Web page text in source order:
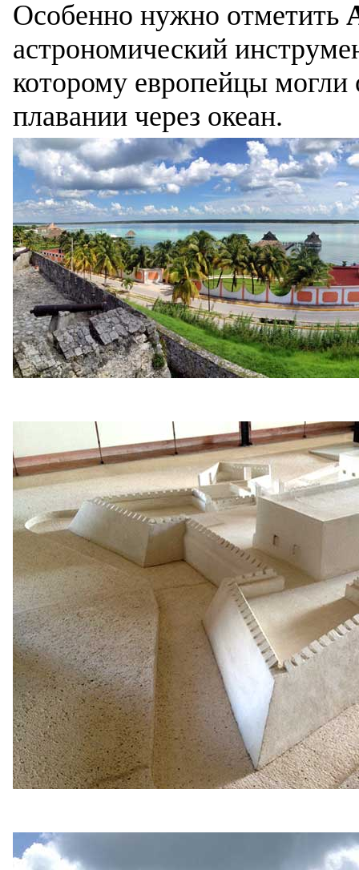
Особенно нужно отметить
астрономический
которому европейцы могли
плавании через океан.